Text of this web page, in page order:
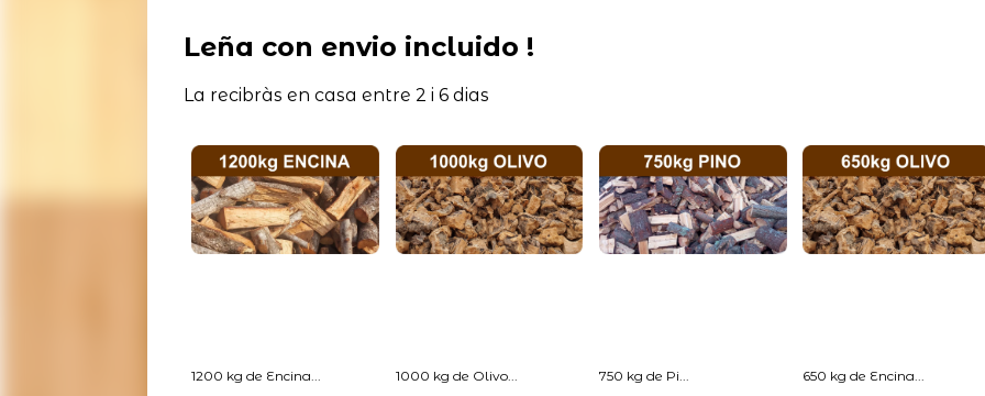
Leña con envio incluido !
La recibràs en casa entre 2 i 6 dias
1200 kg de Encina... 1000 kg de Olivo... 750 kg de Pi... 650 kg de Encina...